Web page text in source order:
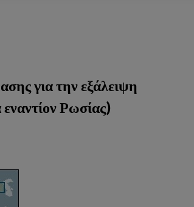
για την εξάλειψη
Ρωσίας)